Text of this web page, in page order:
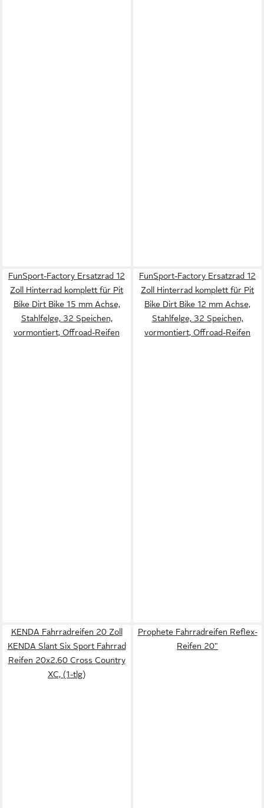
FunSport-Factory Ersatzrad 12
Zoll Hinterrad komplett für Pit
Bike Dirt Bike 15 mm Achse,
Stahlfelge, 32 Speichen,
vormontiert, Offroad-Reifen
FunSport-Factory Ersatzrad 12
Zoll Hinterrad komplett für Pit
Bike Dirt Bike 12 mm Achse,
Stahlfelge, 32 Speichen,
vormontiert, Offroad-Reifen
KENDA Fahrradreifen 20 Zoll
KENDA Slant Six Sport Fahrrad
Reifen 20x2.60 Cross Country
XC, (1-tlg)
Prophete Fahrradreifen Reflex-
Reifen 20"